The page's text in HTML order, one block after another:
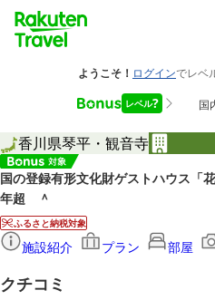
香川県琴平・観音寺
国の登録有形文化財ゲストハウス「
年超 ＾
ふるさと納税対象
施設紹介 プラン 部屋
クチコミ